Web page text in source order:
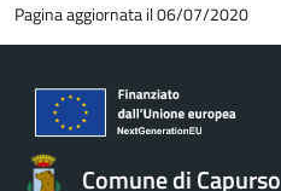
Pagina aggiornata il 06/07/2020
Comune di Capurso